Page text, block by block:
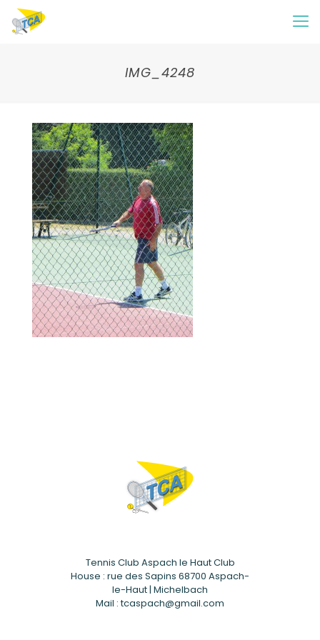
IMG_4248
Tennis Club Aspach le Haut Club
House : rue des Sapins 68700 Aspach-
le-Haut | Michelbach
Mail : tcaspach@gmail.com